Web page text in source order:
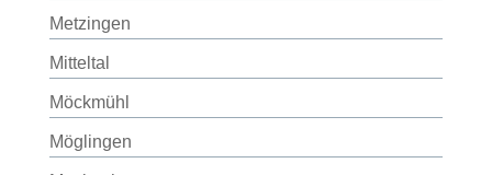
Metzingen
Mitteltal
Möckmühl
Möglingen